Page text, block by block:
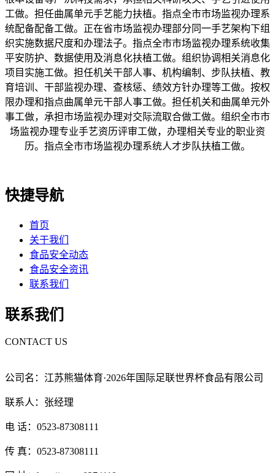
工做。担任曲属单元手艺能力扶植。指点全市市场监视办理系
统配备配备工做。正在省市场监视办理部分同一手艺架构下组
织实施数据尺度和办理法子。指点全市市场监视办理系统收集
平安防护、数据使用及消息化扶植工做。组织协调相关消息化
项目实施工做。担任机关干部人事、机构编制、步队扶植、教
育培训、干部监视办理、查核惩、绩效方针办理等工做。按权
限办理和指点曲属单元干部人事工做。担任机关和曲属单元外
事工做，承担市场监视办理对交际流取合做工做。组织全市市
场监视办理专业手艺资历评审工做，办理相关专业的职业资
历。指点全市市场监视办理系统人才步队扶植工做。
快捷导航
首页
关于我们
食品安全动态
食品安全资讯
联系我们
联系我们
CONTACT US
公司名：江苏熊猫体育·2026年国际足联世界杯食品有限公司
联系人：张经理
电 话：0523-87308111
传 真：0523-87308111